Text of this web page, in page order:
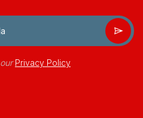
Privacy Policy